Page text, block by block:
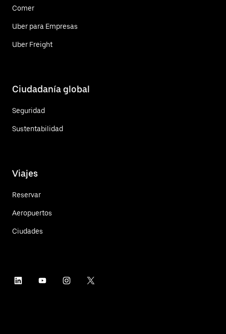
Comer
Uber para Empresas
Uber Freight
Ciudadanía global
Seguridad
Sustentabilidad
Viajes
Reservar
Aeropuertos
Ciudades